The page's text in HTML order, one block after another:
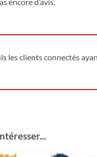
les clients connectés